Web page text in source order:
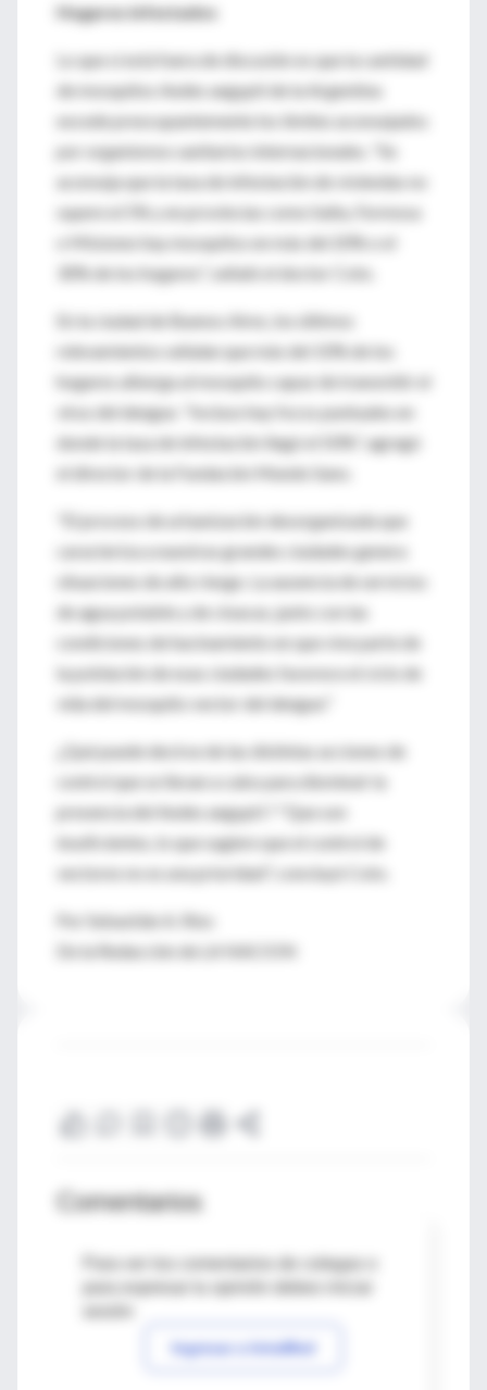
Hogares infestados
Lo que sí está fuera de discusión es que la cantidad
de mosquitos Aedes aegypti de la Argentina
excede preocupantemente los límites aconsejados
por organismos sanitarios internacionales. "Se
aconseja que la tasa de infestación de viviendas no
supere el 5% y en provincias como Salta, Formosa
o Misiones hay mosquitos en más del 20% o el
30% de los hogares", señaló el doctor Coto.
En la ciudad de Buenos Aires, los últimos
relevamientos señalan que más del 10% de los
hogares alberga al mosquito capaz de transmitir el
virus del dengue. "Incluso hay focos puntuales en
donde la tasa de infestación llegó el 50%", agregó
el director de la Fundación Mundo Sano.
"El proceso de urbanización desorganizada que
caracteriza a nuestras grandes ciudades genera
situaciones de alto riesgo. La ausencia de servicios
de agua potable y de cloacas, junto con las
condiciones de hacinamiento en que vive parte de
la población de esas ciudades favorece el ciclo de
vida del mosquito vector del dengue."
¿Qué puede decirse de las distintas acciones de
control que se llevan a cabo para disminuir la
presencia del Aedes aegypti ? "Que son
insuficientes, lo que sugiere que el control de
vectores no es una prioridad", concluyó Coto.
Por Sebastián A. Ríos
De la Redacción de LA NACION
Comentarios
Para ver los comentarios de colegas o
Ingresar a IntraMed